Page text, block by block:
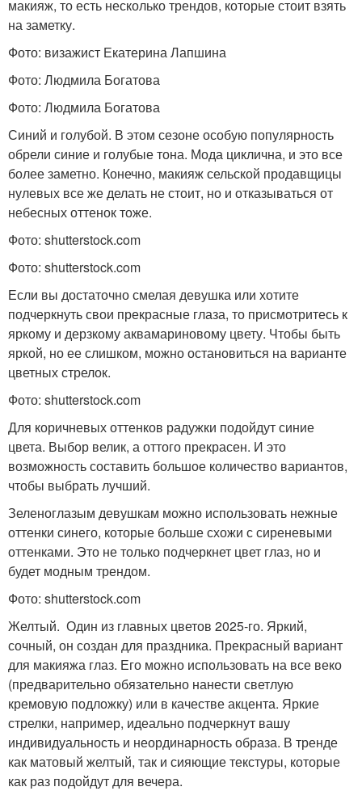
макияж, то есть несколько трендов, которые стоит взять
на заметку.
Фото: визажист Екатерина Лапшина
Фото: Людмила Богатова
Фото: Людмила Богатова
Синий и голубой. В этом сезоне особую популярность
обрели синие и голубые тона. Мода циклична, и это все
более заметно. Конечно, макияж сельской продавщицы
нулевых все же делать не стоит, но и отказываться от
небесных оттенок тоже.
Фото: shutterstock.com
Фото: shutterstock.com
Если вы достаточно смелая девушка или хотите
подчеркнуть свои прекрасные глаза, то присмотритесь к
яркому и дерзкому аквамариновому цвету. Чтобы быть
яркой, но ее слишком, можно остановиться на варианте
цветных стрелок.
Фото: shutterstock.com
Для коричневых оттенков радужки подойдут синие
цвета. Выбор велик, а оттого прекрасен. И это
возможность составить большое количество вариантов,
чтобы выбрать лучший.
Зеленоглазым девушкам можно использовать нежные
оттенки синего, которые больше схожи с сиреневыми
оттенками. Это не только подчеркнет цвет глаз, но и
будет модным трендом.
Фото: shutterstock.com
Желтый. Один из главных цветов 2025-го. Яркий,
сочный, он создан для праздника. Прекрасный вариант
для макияжа глаз. Его можно использовать на все веко
(предварительно обязательно нанести светлую
кремовую подложку) или в качестве акцента. Яркие
стрелки, например, идеально подчеркнут вашу
индивидуальность и неординарность образа. В тренде
как матовый желтый, так и сияющие текстуры, которые
как раз подойдут для вечера.